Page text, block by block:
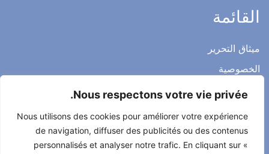
Nous respectons votre vie privée.
Nous utilisons des cookies pour améliorer votre expérience
de navigation, diffuser des publicités ou des contenus
personnalisés et analyser notre trafic. En cliquant sur «
القائمة
ميثاق التحرير
الخصوصية
الاشعار القانوني
اتصل بنا